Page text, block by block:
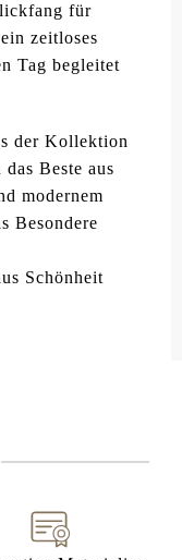
für
zeitloses
Tag begleitet
der Kollektion
Beste aus
modernem
Besondere
Schönheit